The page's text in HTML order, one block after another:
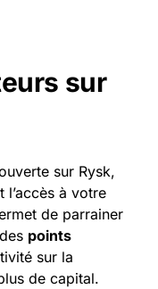
sur
sur Rysk,
l’accès à votre
de parrainer
points
sur la
de capital.